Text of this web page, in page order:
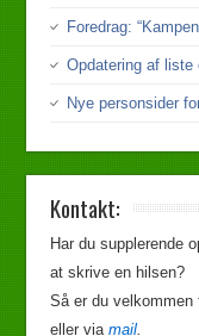
Foredrag:
Opdatering af liste
Nye personsider
Kontakt:
Har du supplerende
at skrive en hilsen?
Så er du
eller viamail